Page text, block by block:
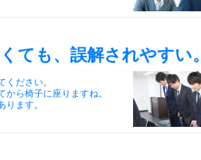
ても、誤解されやすい。
ださい。
ら椅子に座りますね。
ます。